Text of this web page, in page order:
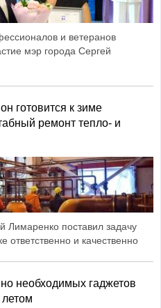
и ветеранов
мэр города Сергей
готовится к зиме
ремонт тепло- и
Лимаренко поставил задачу
ответственно и качественно
необходимых гаджетов